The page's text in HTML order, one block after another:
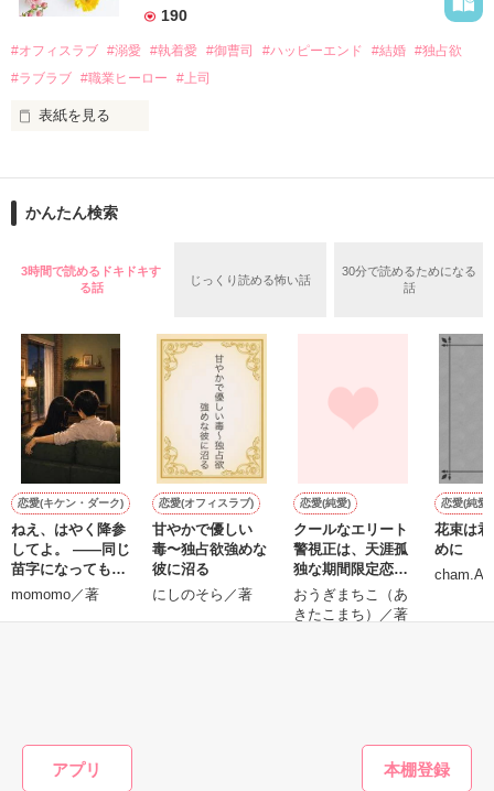
アプリ
夏木美桜(なつきみお)
鳴海哲平 (なるみてっぺい)
2026.6.5～2026.7.25
＊以前、公開していた話の改稿版です＊
作品を読む
なぜか恭司から飼い猫の世話係を命じられた美桜は、猫の世
の関係となってしまい――？
190
#オフィスラブ #溺愛 #執着愛 #御曹司 #ハッピーエンド #結婚 #独占欲
#ラブラブ #職業ヒーロー #上司
表紙を見る
ションの企画戦略室で働いている。
めた、同期で恋人の石垣守（26）がいるのだが、後輩の姫原由
いた。
守と由羅から『便利屋雛子』と馬鹿にされ、一人こっそり泣い
た上、同居まで提案してきて──？
鷹哉『宜しくな、俺の雛子』🦅
雛子『俺の……ひぃ、雛子？！！！』🐥
シゴデキで冷徹な上司が見せる素顔は、なぜか想像以上に甘く
※表紙も作中使用の画像も全てフリー素材です。
※執筆期間2026.6.3〜7.20完結です。
※他サイトさんにて恋愛トレンド1位でした〜良かったら読ん
で頂けると嬉しいです。
かんたん検索
3時間で読めるドキドキす
る話
じっくり読める怖い話
30分で読めるためになる
話
恋愛(キケン・ダーク)
ねえ、はやく降参
してよ。 ――同じ
苗字になっても、
まだ足りない。甘
momomo／著
恋愛(オフィスラブ)
甘やかで優しい
毒〜独占欲強めな
彼に沼る
にしのそら／著
恋愛(純愛)
クールなエリート
警視正は、天涯孤
独な期間限定恋人
へと初恋を捧げる
おうぎまちこ（あ
きたこまち）／著
恋愛(純愛)
花束は
めに
cham.A